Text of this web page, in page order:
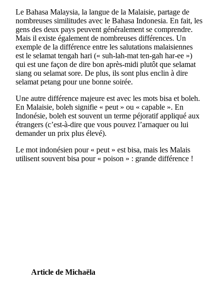
Le Bahasa Malaysia, la langue de la Malaisie, partage de
nombreuses similitudes avec le Bahasa Indonesia. En fait, les
gens des deux pays peuvent généralement se comprendre.
Mais il existe également de nombreuses différences. Un
exemple de la différence entre les salutations malaisiennes
est le selamat tengah hari (« suh-lah-mat ten-gah har-ee »)
qui est une façon de dire bon après-midi plutôt que selamat
siang ou selamat sore. De plus, ils sont plus enclin à dire
selamat petang pour une bonne soirée.
Une autre différence majeure est avec les mots bisa et boleh.
En Malaisie, boleh signifie « peut » ou « capable ». En
Indonésie, boleh est souvent un terme péjoratif appliqué aux
étrangers (c’est-à-dire que vous pouvez l’arnaquer ou lui
demander un prix plus élevé).
Le mot indonésien pour « peut » est bisa, mais les Malais
utilisent souvent bisa pour « poison » : grande différence !
Article de Michaëla